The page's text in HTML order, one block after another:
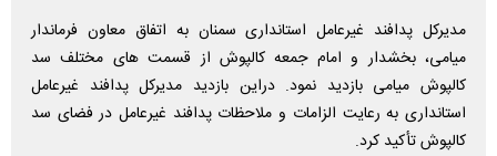
مدیرکل پدافند غیرعامل استانداری سمنان به اتفاق معاون فرماندار
میامی، بخشدار و امام جمعه کالپوش از قسمت های مختلف سد
کالپوش میامی بازدید نمود. دراین بازدید مدیرکل پدافند غیرعامل
استانداری به رعایت الزامات و ملاحظات پدافند غیرعامل در فضای سد
کالپوش تأکید کرد.